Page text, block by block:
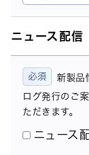
ニュース配信
新製品
ログ発行のご
ただきます。
ニュース